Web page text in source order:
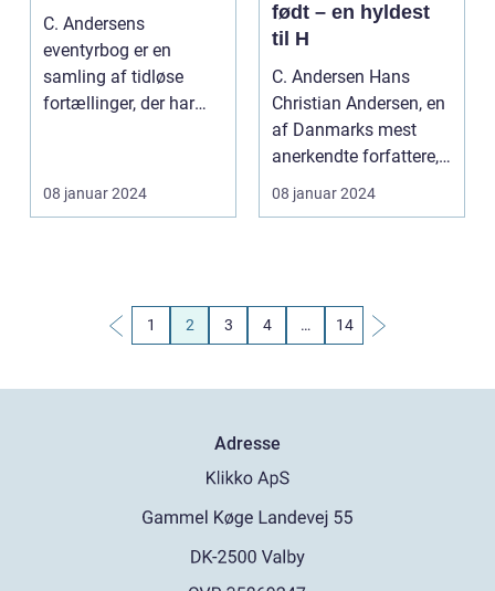
C. Andersens
eventyrbog er en
samling af tidløse
fortællinger, der har
08 januar 2024
født – en hyldest
til H
C. Andersen Hans
Christian Andersen, en
af Danmarks mest
anerkendte forfattere,
er elsket og respek...
08 januar 2024
1 2 3 4 … 14
Adresse